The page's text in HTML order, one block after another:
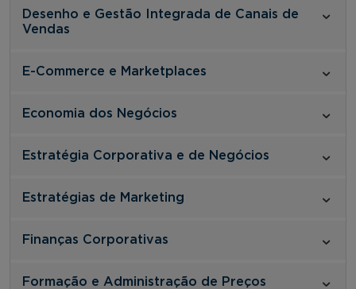
Desenho e Gestão Integrada de Canais de
Vendas
E-Commerce e Marketplaces
Economia dos Negócios
Estratégia Corporativa e de Negócios
Estratégias de Marketing
Finanças Corporativas
Formação e Administração de Preços